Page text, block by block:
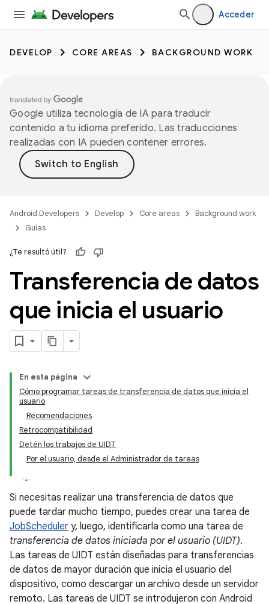
Acceder
DEVELOP CORE AREAS BACKGROUND WORK
Google utiliza tecnología de IA para traducir
contenido a tu idioma preferido. Las traducciones
realizadas con IA pueden contener errores.
Android Developers Develop Core areas
Background work
Guías
¿Te resultó útil?
Transferencia de datos
que inicia el usuario
En esta página
Cómo programar tareas de transferencia de datos que inicia el
usuario
Recomendaciones
Retrocompatibilidad
Detén los trabajos de UIDT
Por el usuario, desde el Administrador de tareas
Si necesitas realizar una transferencia de datos que
puede tardar mucho tiempo, puedes crear una tarea de
JobScheduler y, luego, identificarla como una tarea de
transferencia de datos iniciada por el usuario (UIDT).
Las tareas de UIDT están diseñadas para transferencias
de datos de mayor duración que inicia el usuario del
dispositivo, como descargar un archivo desde un servidor
remoto. Las tareas de UIDT se introdujeron con Android